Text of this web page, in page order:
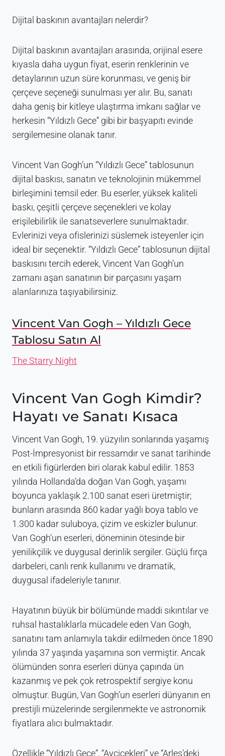
Dijital baskının avantajları nelerdir?
Dijital baskının avantajları arasında, orijinal esere
kıyasla daha uygun fiyat, eserin renklerinin ve
detaylarının uzun süre korunması, ve geniş bir
çerçeve seçeneği sunulması yer alır. Bu, sanatı
daha geniş bir kitleye ulaştırma imkanı sağlar ve
herkesin “Yıldızlı Gece” gibi bir başyapıtı evinde
sergilemesine olanak tanır.
Vincent Van Gogh’un “Yıldızlı Gece” tablosunun
dijital baskısı, sanatın ve teknolojinin mükemmel
birleşimini temsil eder. Bu eserler, yüksek kaliteli
baskı, çeşitli çerçeve seçenekleri ve kolay
erişilebilirlik ile sanatseverlere sunulmaktadır.
Evlerinizi veya ofislerinizi süslemek isteyenler için
ideal bir seçenektir. “Yıldızlı Gece” tablosunun dijital
baskısını tercih ederek, Vincent Van Gogh’un
zamanı aşan sanatının bir parçasını yaşam
alanlarınıza taşıyabilirsiniz.
Vincent Van Gogh – Yıldızlı Gece
Tablosu Satın Al
The Starry Night
Vincent Van Gogh Kimdir?
Hayatı ve Sanatı Kısaca
Vincent Van Gogh, 19. yüzyılın sonlarında yaşamış
Post-İmpresyonist bir ressamdır ve sanat tarihinde
en etkili figürlerden biri olarak kabul edilir. 1853
yılında Hollanda’da doğan Van Gogh, yaşamı
boyunca yaklaşık 2.100 sanat eseri üretmiştir;
bunların arasında 860 kadar yağlı boya tablo ve
1.300 kadar suluboya, çizim ve eskizler bulunur.
Van Gogh’un eserleri, döneminin ötesinde bir
yenilikçilik ve duygusal derinlik sergiler. Güçlü fırça
darbeleri, canlı renk kullanımı ve dramatik,
duygusal ifadeleriyle tanınır.
Hayatının büyük bir bölümünde maddi sıkıntılar ve
ruhsal hastalıklarla mücadele eden Van Gogh,
sanatını tam anlamıyla takdir edilmeden önce 1890
yılında 37 yaşında yaşamına son vermiştir. Ancak
ölümünden sonra eserleri dünya çapında ün
kazanmış ve pek çok retrospektif sergiye konu
olmuştur. Bugün, Van Gogh’un eserleri dünyanın en
prestijli müzelerinde sergilenmekte ve astronomik
fiyatlara alıcı bulmaktadır.
Özellikle “Yıldızlı Gece”, “Ayçiçekleri” ve “Arles’deki